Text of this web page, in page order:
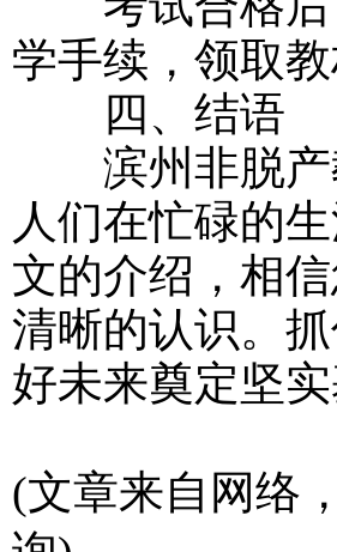
学手续，领取
四、结语
滨州非脱产
人们在忙碌的
文的介绍，相
清晰的认识。
好未来奠定坚实
(文章来自网络